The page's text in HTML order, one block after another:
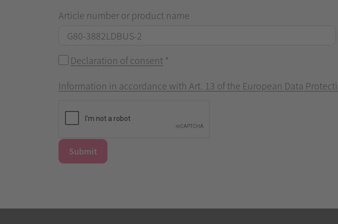
Article number or product name
Declaration of consent *
Information in accordance with Art. 13 of the European Data
Submit